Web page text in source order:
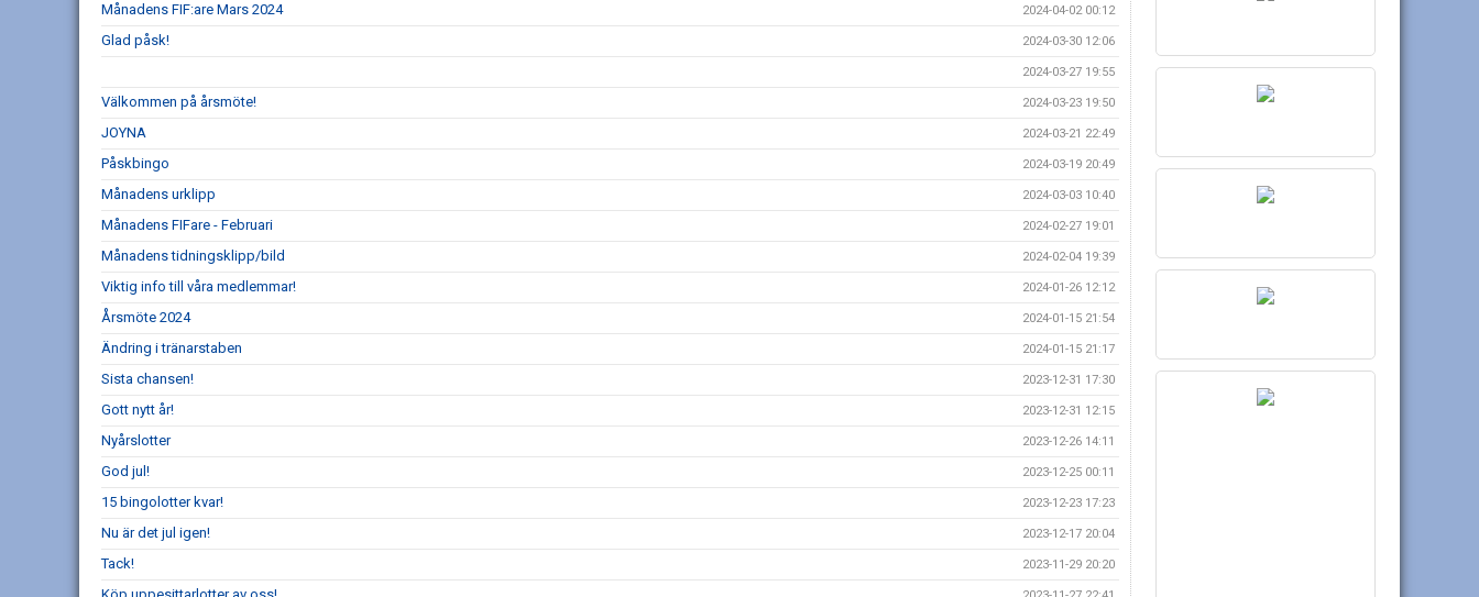
Månadens FIF:are Mars 2024 2024-04-02 00:12
Glad påsk! 2024-03-30 12:06
2024-03-27 19:55
Välkommen på årsmöte! 2024-03-23 19:50
JOYNA 2024-03-21 22:49
Påskbingo 2024-03-19 20:49
Månadens urklipp 2024-03-03 10:40
Månadens FIFare - Februari 2024-02-27 19:01
Månadens tidningsklipp/bild 2024-02-04 19:39
Viktig info till våra medlemmar! 2024-01-26 12:12
Årsmöte 2024 2024-01-15 21:54
Ändring i tränarstaben 2024-01-15 21:17
Sista chansen! 2023-12-31 17:30
Gott nytt år! 2023-12-31 12:15
Nyårslotter 2023-12-26 14:11
God jul! 2023-12-25 00:11
15 bingolotter kvar! 2023-12-23 17:23
Nu är det jul igen! 2023-12-17 20:04
Tack! 2023-11-29 20:20